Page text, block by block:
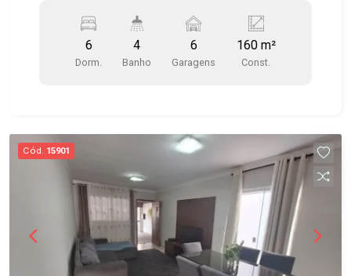
MORADIA: - 3 dormitórios - 1 sala - 2 banheiros -
1 cozinha - 3 vagas de garagem * Água, energia,
vagas e entrada independentes. Ótima
6
Dorm.
4
Banho
6
Garagens
160 m²
Const.
Cód. 15901